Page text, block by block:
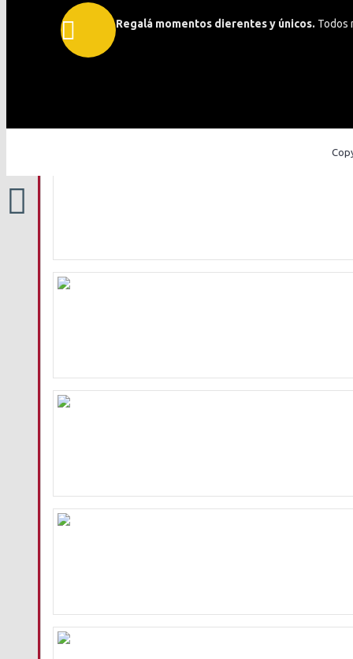
BEBÉ
SONAJEROS
Regalá momentos dierentes y únicos. Todos